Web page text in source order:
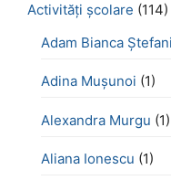
Activităţi şcolare (114)
Adam Bianca
Adina Mușunoi (1)
Alexandra Murgu (1)
Aliana Ionescu (1)